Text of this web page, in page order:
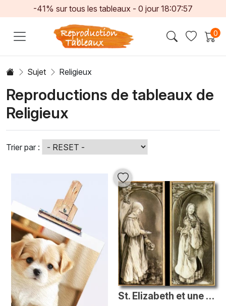
-41% sur tous les tableaux -0 jour 18:07:55
0
Sujet Religieux
Reproductions de tableaux de
Religieux
Trier par :
St. Elizabeth et une femme saint avec paume